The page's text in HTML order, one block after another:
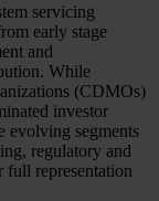
servicing
early stage
and
While
(CDMOs)
investor
evolving segments
regulatory and
full representation